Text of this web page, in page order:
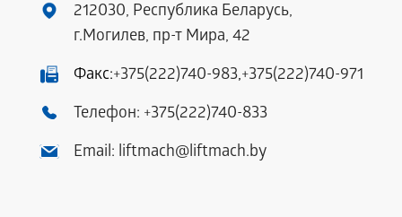
212030, Республика Беларусь,
г.Могилев, пр-т Мира, 42
Факс:+375(222)740-983,+375(222)740-971
Телефон: +375(222)740-833
Email: liftmach@liftmach.by